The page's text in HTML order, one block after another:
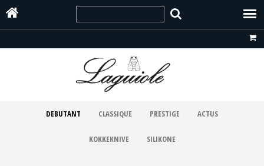
DEBUTANT CLASSIQUE PRESTIGE ACTUS
KOKKEKNIVE SILIKONE